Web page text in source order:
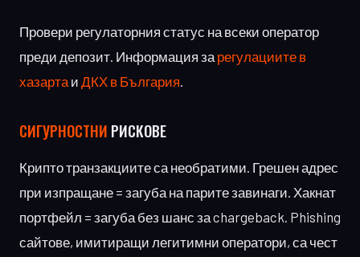
Провери регулаторния статус на всеки оператор
преди депозит. Информация за регулациите в
хазарта и ДКХ в България.
СИГУРНОСТНИ РИСКОВЕ
Крипто транзакциите са необратими. Грешен адрес
при изпращане = загуба на парите завинаги. Хакнат
портфейл = загуба без шанс за chargeback. Phishing
сайтове, имитиращи легитимни оператори, са чест